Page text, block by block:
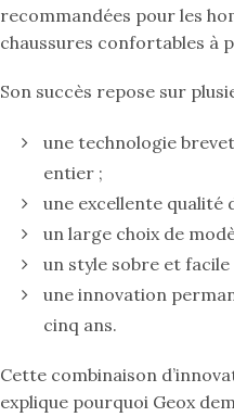
recommandées pour les
chaussures confortables à
Son succès repose sur
une technologie
entier ;
une excellente qualité
un large choix de
un style sobre et
une innovation
cinq ans.
Cette combinaison
explique pourquoi Geox